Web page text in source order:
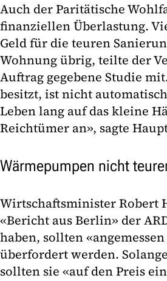
Auch der Paritätische
finanziellen Überlastung.
Geld für die teuren
Wohnung übrig, teilte der
Auftrag gegebene Studie
besitzt, ist nicht
Leben lang auf das kleine
Reichtümer an», sagte
Wärmepumpen nicht
Wirtschaftsminister Robert
«Bericht aus Berlin» der
haben, sollten
überfordert werden.
sollten sie «auf den Preis